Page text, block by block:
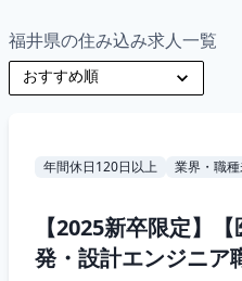
福井県の住み込み求人一覧
年間休日120日以上 業界・職
【2025新卒限定】
発・設計エンジニア